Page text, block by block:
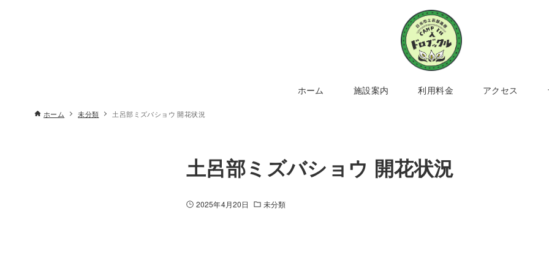
ホーム 施設案内 利用料金 アクセス
ホーム 未分類 土呂部ミズバショウ 開花状況
土呂部ミズバショウ 開花状況
2025年4月20日 未分類